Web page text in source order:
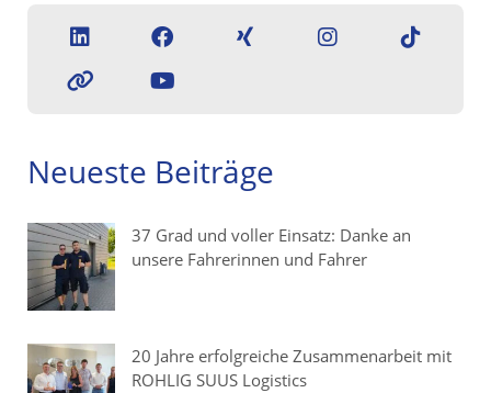
Neueste Beiträge
37 Grad und voller Einsatz: Danke an
unsere Fahrerinnen und Fahrer
20 Jahre erfolgreiche Zusammenarbeit mit
ROHLIG SUUS Logistics